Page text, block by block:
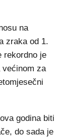
na
zraka od 1.
rekordno je
većinom za
godina biti
do sada je